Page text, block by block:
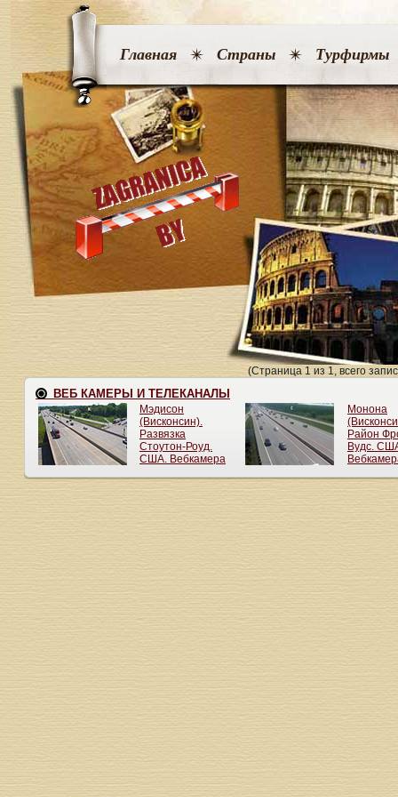
Главная Страны Турфирмы
(Страница 1 из 1, всего